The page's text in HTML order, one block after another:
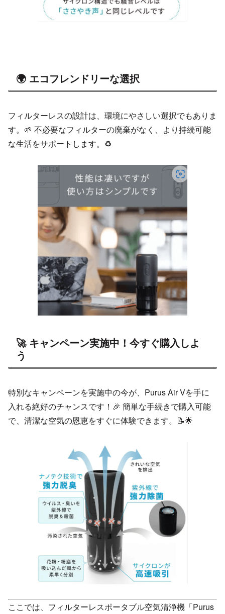
🌍 エコフレンドリーな選択
フィルターレスの設計は、環境にやさしい選択でもありま
す。🌱 不必要なフィルターの廃棄がなく、より持続可能
な生活をサポートします。♻️
🚀 キャンペーン実施中！今すぐ購入しよ
う
特別なキャンペーンを実施中の今が、Purus Air Vを手に
入れる絶好のチャンスです！🎉 簡単な手続きで購入可能
で、清潔な空気の恩恵をすぐに体験できます。📝🌟
ここでは、フィルターレスポータブル空気清浄機「Purus